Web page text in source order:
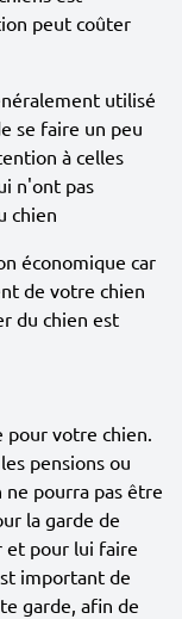
peut coûter
utilisé
se faire un peu
à celles
n'ont pas
chien
économique car
de votre chien
du chien est
pour votre chien.
pensions ou
pourra pas être
la garde de
et pour lui faire
important de
garde, afin de